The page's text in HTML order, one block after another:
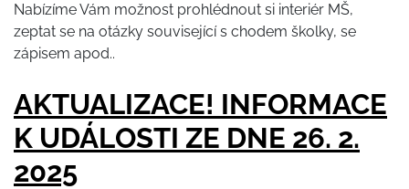
Nabízíme Vám možnost prohlédnout si interiér MŠ,
zeptat se na otázky související s chodem školky, se
zápisem apod..
AKTUALIZACE! INFORMACE
K UDÁLOSTI ZE DNE 26. 2.
2025